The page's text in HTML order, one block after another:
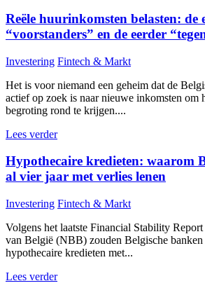
Reële huurinkomsten belasten: de
“voorstanders” en de eerder
Investering Fintech & Markt
Het is voor niemand een geheim dat de
actief op zoek is naar nieuwe inkomsten om
begroting rond te krijgen....
Lees verder
Hypothecaire kredieten: waarom
al vier jaar met verlies lenen
Investering Fintech & Markt
Volgens het laatste Financial Stability
van België (NBB) zouden Belgische
hypothecaire kredieten met...
Lees verder